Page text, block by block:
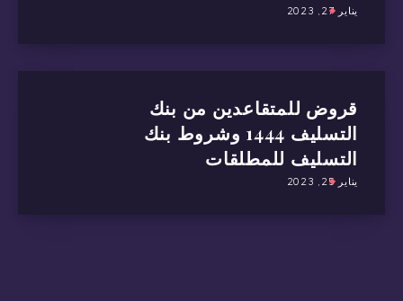
يناير 27, 2023
قروض للمتقاعدين من بنك
التسليف 1444 وشروط بنك
التسليف للمطلقات
يناير 25, 2023